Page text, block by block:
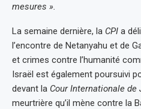
mesures ».
La semaine dernière, la CPI a
l’encontre de Netanyahu et de
et crimes contre l’humanité
Israël est également poursuivi
devant la Cour Internationale de
meurtrière qu’il mène contre la